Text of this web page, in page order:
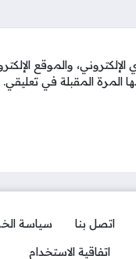
والموقع
المرة المقبلة في تعليقي.
اتصل بنا
سياسة
اتفاقية الاستخدام